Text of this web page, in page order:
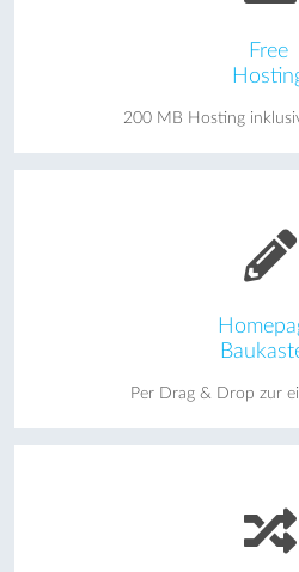
Free
200 MB Hosting
Per Drag & Drop zur